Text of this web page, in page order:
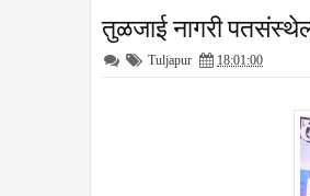
तुळजाई नागरी
Tuljapur 18:01:00